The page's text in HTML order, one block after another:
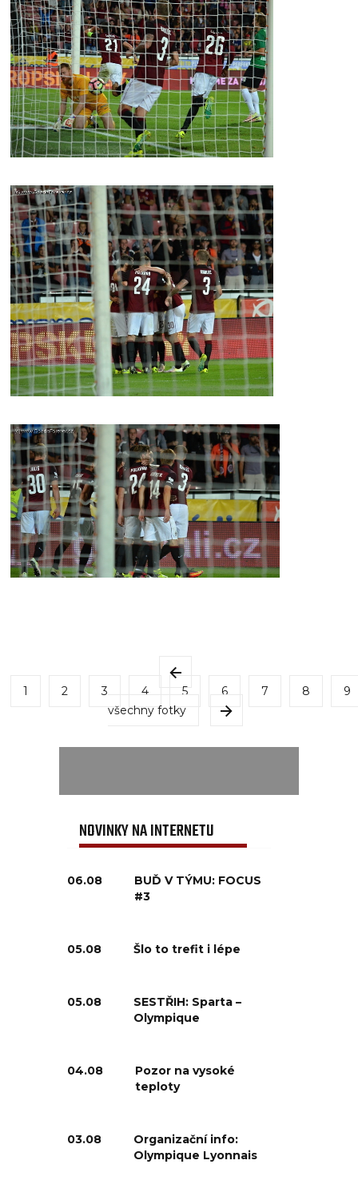
1 2 3 4 5 6 7 8
9
všechny fotky
NOVINKY NA INTERNETU
06.08
BUĎ V TÝMU: FOCUS
#3
05.08 Šlo to trefit i lépe
05.08
SESTŘIH: Sparta –
Olympique
04.08
Pozor na vysoké
teploty
03.08
Organizační info:
Olympique Lyonnais